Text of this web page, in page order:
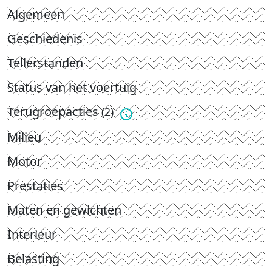
Algemeen
Geschiedenis
Tellerstanden
Status van het voertuig
Terugroepacties(2)
Milieu
Motor
Prestaties
Maten en gewichten
Interieur
Belasting